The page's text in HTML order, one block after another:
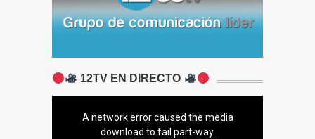
12TV EN DIRECTO
A network error caused the media
download to fail part-way.